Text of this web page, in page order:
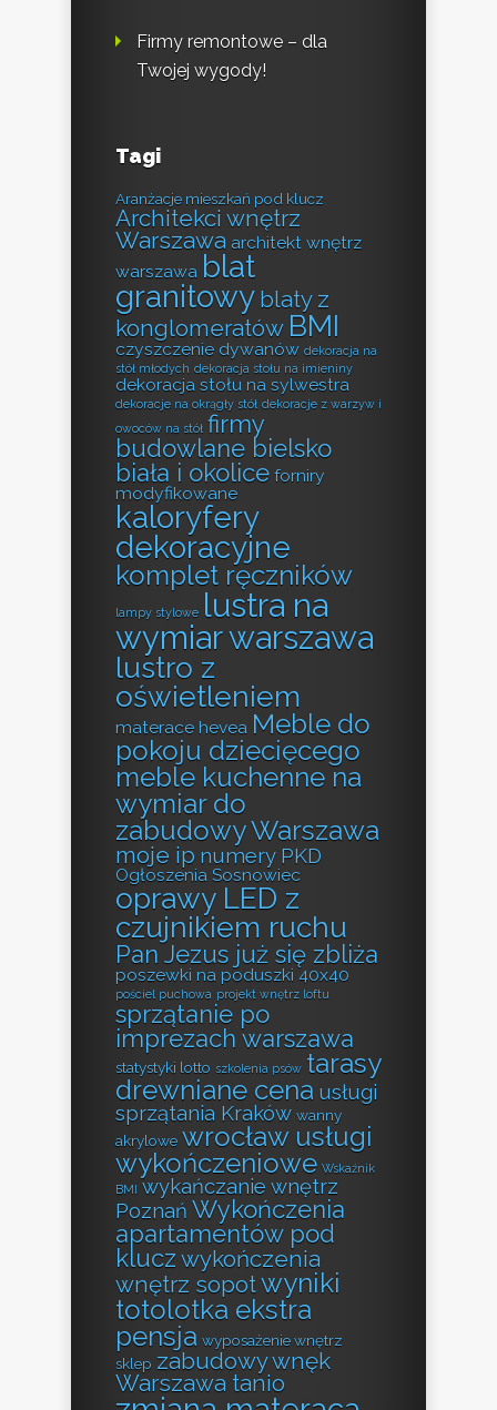
Firmy remontowe – dla
Twojej wygody!
Tagi
Aranżacje mieszkań pod klucz
Architekci wnętrz
Warszawa architekt wnętrz
warszawa blat
granitowy blaty z
konglomeratów BMI
czyszczenie dywanów dekoracja na
stół młodych dekoracja stołu na imieniny
dekoracja stołu na sylwestra
dekoracje na okrągły stół dekoracje z warzyw i
owoców na stół firmy
budowlane bielsko
biała i okolice forniry
modyfikowane
kaloryfery
dekoracyjne
komplet ręczników
lampy stylowe lustra na
wymiar warszawa
lustro z
oświetleniem
materace hevea Meble do
pokoju dziecięcego
meble kuchenne na
wymiar do
zabudowy Warszawa
moje ip numery PKD
Ogłoszenia Sosnowiec
oprawy LED z
czujnikiem ruchu
Pan Jezus już się zbliża
poszewki na poduszki 40x40
pościel puchowa projekt wnętrz loftu
sprzątanie po
imprezach warszawa
statystyki lotto szkolenia psów tarasy
drewniane cena usługi
sprzątania Kraków wanny
akrylowe wrocław usługi
wykończeniowe Wskaźnik
BMI wykańczanie wnętrz
Poznań Wykończenia
apartamentów pod
klucz wykończenia
wnętrz sopotwyniki
totolotka ekstra
pensja wyposażenie wnętrz
sklep zabudowy wnęk
Warszawa tanio